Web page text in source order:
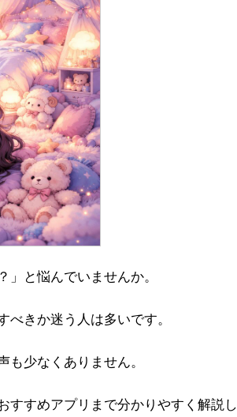
」と悩んでいませんか。
きか迷う人は多いです。
少なくありません。
すすめアプリまで分かりやすく解説し